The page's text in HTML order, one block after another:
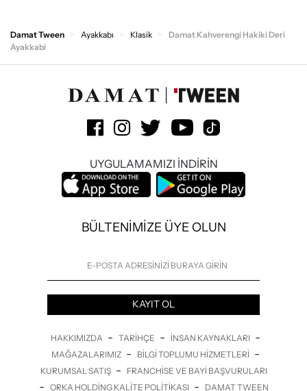
Damat Tween Ayakkabı Klasik
Damat Kahverengi Hakiki Deri
Ayakkabi
UYGULAMAMIZI İNDİRİN
BÜLTENİMİZE ÜYE OLUN
KAYIT OL
HAKKIMIZDA - TARIHÇE - İNSAN KAYNAKLARI -
MAĞAZALARIMIZ - BILGI TOPLUMU HIZMETLERI -
KURUMSAL SATIŞ - FRANCHISE VE BAYI BAŞVURULARI
- ORKA HOLDING KALITE POLITIKASI - DAMAT TWEEN